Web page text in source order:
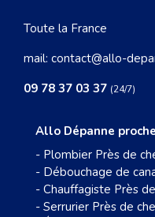
Toute la France
mail: contact@allo-
09 78 37 03 37 (24/7)
Allo Dépanne
- Plombier Près de
- Débouchage de
- Chauffagiste Près
- Serrurier Près de